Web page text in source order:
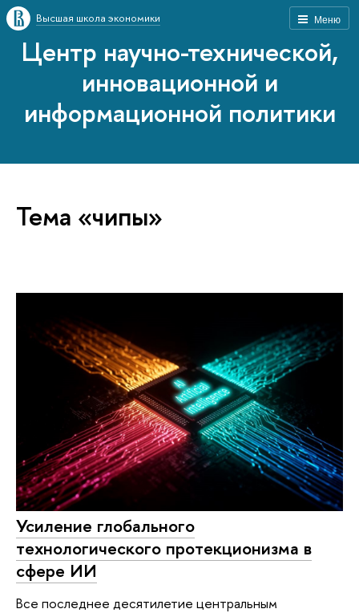
Меню
Высшая школа экономики
Центр научно-технической,
инновационной и
информационной политики
Тема «чипы»
Усиление глобального
технологического протекционизма в
сфере ИИ
Все последнее десятилетие центральным